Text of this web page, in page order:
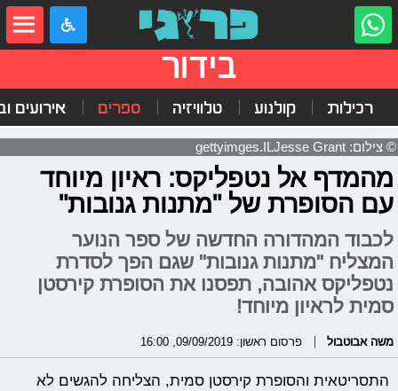
בידור
רכילות קולנוע טלוויזיה ספרים אירועים
© צילום: gettyimges.ILJesse Grant
מהמדף אל נטפליקס: ראיון מיוחד
עם הסופרת של "מתנות גנובות"
לכבוד המהדורה החדשה של ספר הנוער
המצליח "מתנות גנובות" שגם הפך לסדרת
נטפליקס אהובה, תפסנו את הסופרת קירסטן
סמית לראיון מיוחד!
משה אבוטבול פרסום ראשון: 09/09/2019, 16:00
התסריטאית והסופרת קירסטן סמית, הצליחה להגשים לא